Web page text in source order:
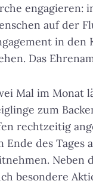
engagieren:
auf der
in
Das
Mal im Monat
zum
rechtzeitig
Ende des
Neben
besondere